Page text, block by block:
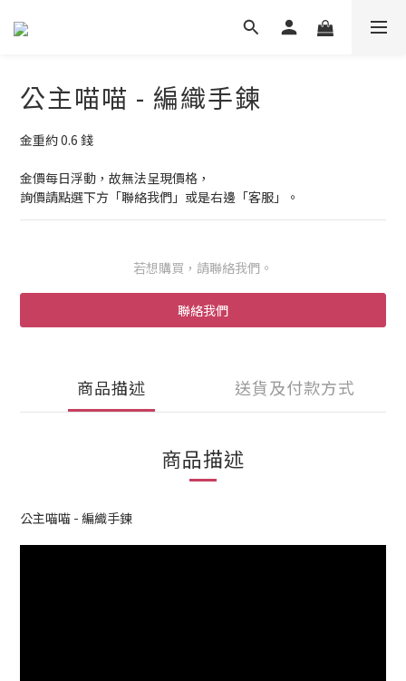
公主喵喵 - 編織手鍊
金重約 0.6 錢
金價每日浮動，故無法呈現價格，
詢價請點選下方「聯絡我們」或是右邊「客服」。
若想購買，請聯絡我們。
聯絡我們
商品描述 送貨及付款方式
商品描述
公主喵喵 - 編織手鍊